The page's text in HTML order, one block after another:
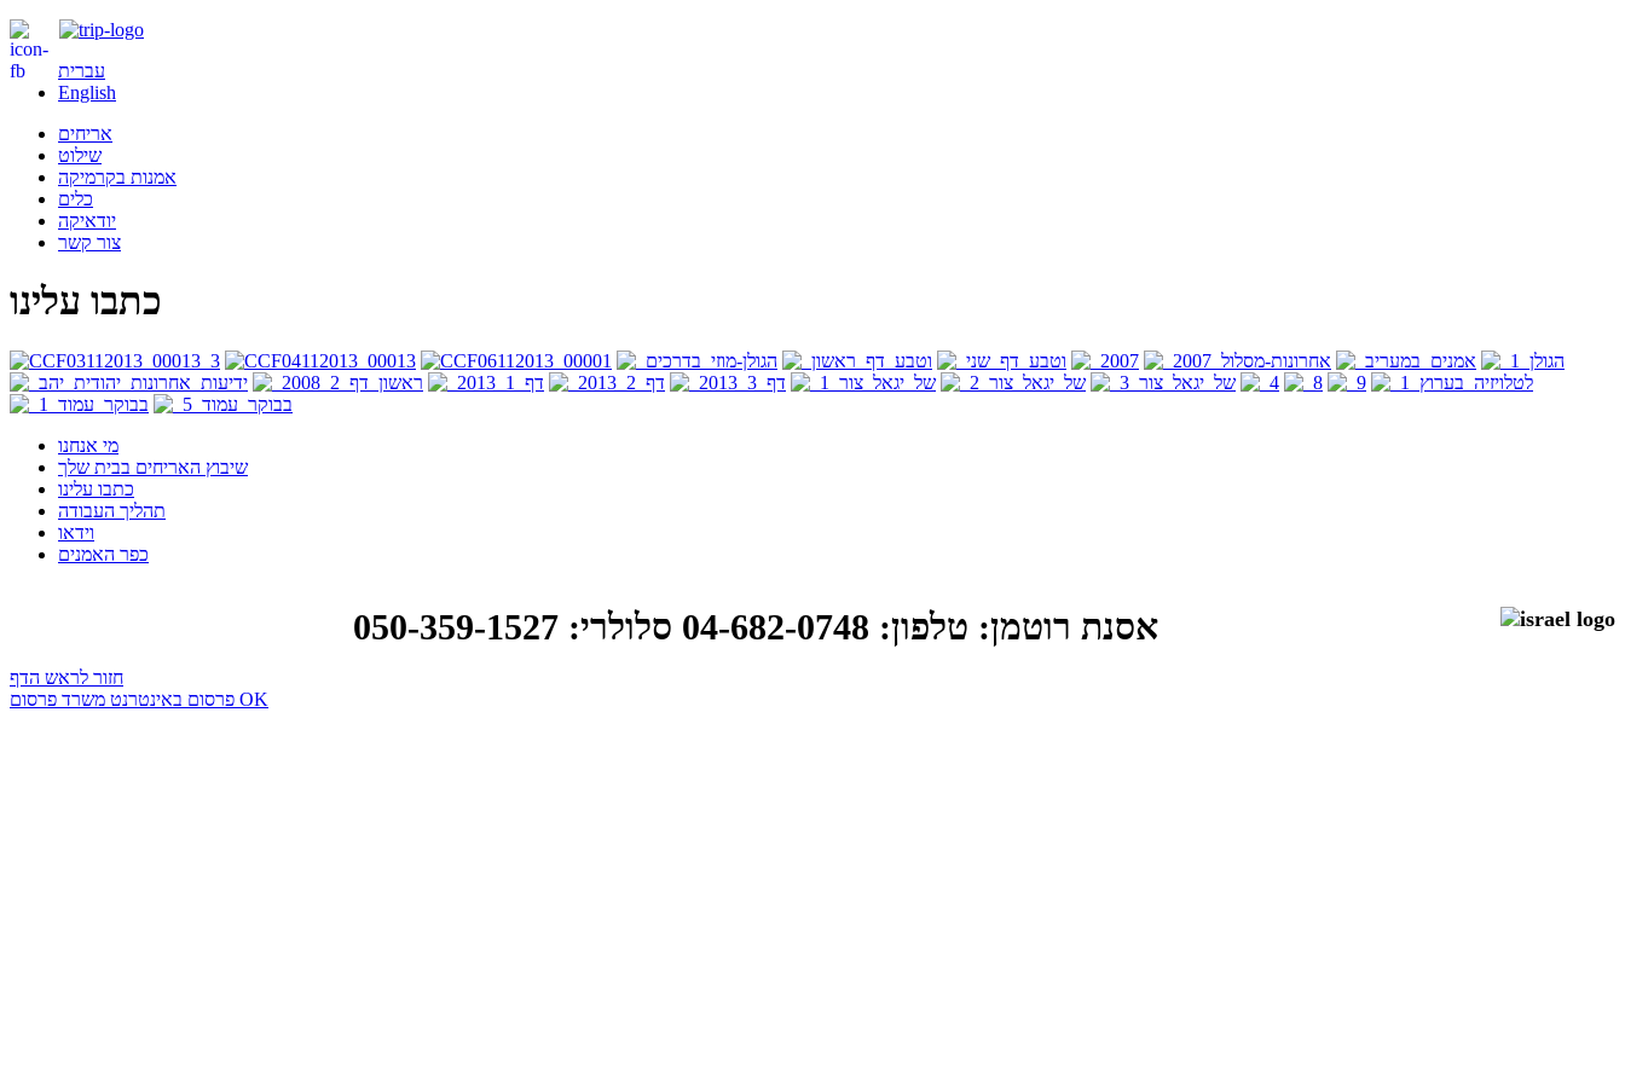
עברית
English
אריחים
שילוט
אמנות בקרמיקה
כלים
יודאיקה
צור קשר
כתבו עלינו
מי אנחנו
שיבוץ האריחים בבית שלך
כתבו עלינו
תהליך העבודה
וידאו
כפר האמנים
אסנת רוטמן: טלפון: 04-682-0748 סלולרי: 050-359-1527
חזור לראש הדף
פרסום באינטרנט משרד פרסום OK